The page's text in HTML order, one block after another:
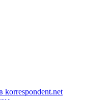
korrespondent.net